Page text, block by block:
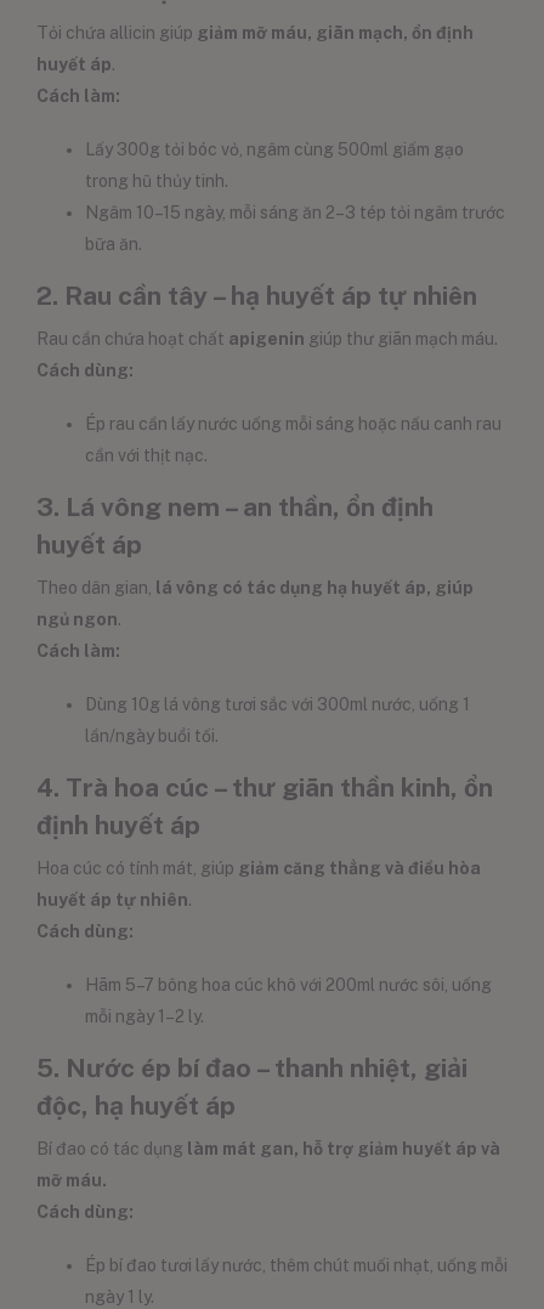
Tỏi chứa allicin giúp giảm mỡ máu, giãn mạch, ổn định
huyết áp.
Cách làm:
Lấy 300g tỏi bóc vỏ, ngâm cùng 500ml giấm gạo
trong hũ thủy tinh.
Ngâm 10–15 ngày, mỗi sáng ăn 2–3 tép tỏi ngâm trước
bữa ăn.
2. Rau cần tây – hạ huyết áp tự nhiên
Rau cần chứa hoạt chất apigenin giúp thư giãn mạch máu.
Cách dùng:
Ép rau cần lấy nước uống mỗi sáng hoặc nấu canh rau
cần với thịt nạc.
3. Lá vông nem – an thần, ổn định
huyết áp
Theo dân gian, lá vông có tác dụng hạ huyết áp, giúp
ngủ ngon.
Cách làm:
Dùng 10g lá vông tươi sắc với 300ml nước, uống 1
lần/ngày buổi tối.
4. Trà hoa cúc – thư giãn thần kinh, ổn
định huyết áp
Hoa cúc có tính mát, giúp giảm căng thẳng và điều hòa
huyết áp tự nhiên.
Cách dùng:
Hãm 5–7 bông hoa cúc khô với 200ml nước sôi, uống
mỗi ngày 1–2 ly.
5. Nước ép bí đao – thanh nhiệt, giải
độc, hạ huyết áp
Bí đao có tác dụng làm mát gan, hỗ trợ giảm huyết áp và
mỡ máu.
Cách dùng:
Ép bí đao tươi lấy nước, thêm chút muối nhạt, uống mỗi
ngày 1 ly.